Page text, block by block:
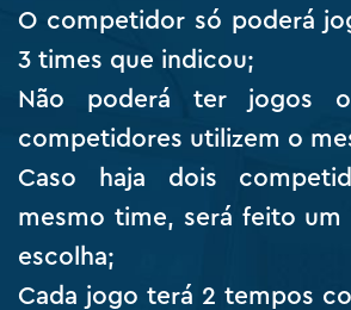
O competidor só poderá
3 times que indicou;
Não poderá ter jogos
competidores utilizem o
Caso haja dois
mesmo time, será feito um
escolha;
Cada jogo terá 2 tempos